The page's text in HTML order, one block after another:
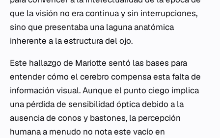
que la visión no era continua y sin interrupciones,
sino que presentaba una laguna anatómica
inherente a la estructura del ojo.
Este hallazgo de Mariotte sentó las bases para
entender cómo el cerebro compensa esta falta de
información visual. Aunque el punto ciego implica
una pérdida de sensibilidad óptica debido a la
ausencia de conos y bastones, la percepción
humana a menudo no nota este vacío en